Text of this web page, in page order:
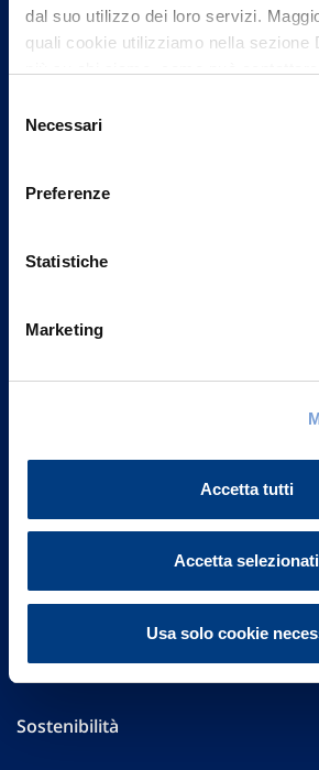
dal suo utilizzo dei loro servizi.
quali cookie utilizziamo nella sezione
può trovare nel footer del sito nella
delNecessari
Preferenze
Statistiche
Marketing
Accetta tutti
Accetta selezionati
Usa solo cookie
Contattaci
Vittoria Assicurazioni S.p.A.
Part. IVA 01329510158
FAQ
Investor Relations
Sostenibilità